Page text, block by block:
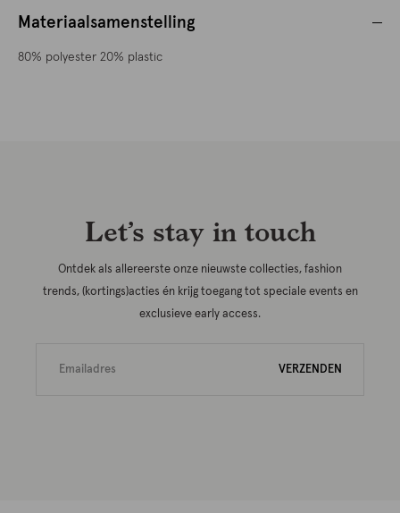
Materiaalsamenstelling
80% polyester 20% plastic
Let’s stay in touch
Ontdek als allereerste onze nieuwste collecties, fashion
trends, (kortings)acties én krijg toegang tot speciale events en
exclusieve early access.
VERZENDEN